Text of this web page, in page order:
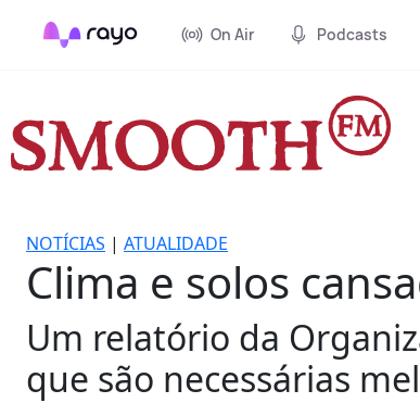
On Air Podcasts
NOTÍCIAS | ATUALIDADE
Clima e solos
Um relatório da
que são necessárias